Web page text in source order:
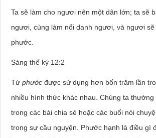
Ta sẽ làm cho ngươi nên một dân lớn; ta sẽ
ngươi, cùng làm nổi danh ngươi, và ngươi
phước.
Sáng thế ký 12:2
Từphước được sử dụng hơn bốn trăm lần
nhiều hình thức khác nhau. Chúng ta
trong các bài chia sẻ hoặc các buổi nói
trong sự cầu nguyện. Phước hạnh là điều gì